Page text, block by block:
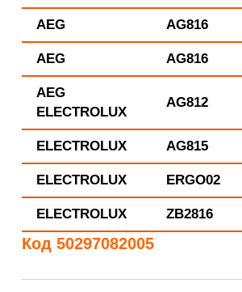
AEG AG816
AEG AG816
AEG
ELECTROLUX
AG812
ELECTROLUX AG815
ELECTROLUX ERGO02
ELECTROLUX ZB2816
Код 50297082005